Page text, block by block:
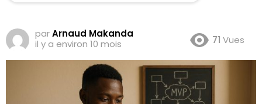
parArnaud Makanda
il y a environ 10 mois
71 Vues